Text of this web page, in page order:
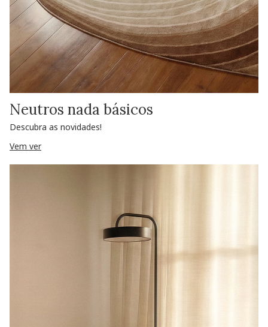
Neutros nada básicos
Descubra as novidades!
Vem ver